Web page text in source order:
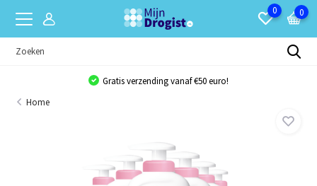
0 0
Gratis verzending vanaf €50 euro!
Home